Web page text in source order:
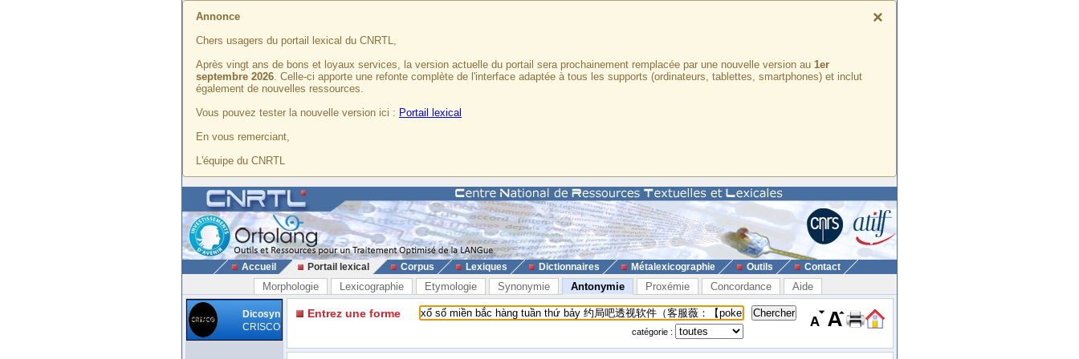
×
Annonce
Chers usagers du portail lexical du CNRTL,
Après vingt ans de bons et loyaux services, la version actuelle du portail sera prochainement remplacée par une nouvelle version au 1er
septembre 2026. Celle-ci apporte une refonte complète de l'interface adaptée à tous les supports (ordinateurs, tablettes, smartphones) et inclut
également de nouvelles ressources.
Vous pouvez tester la nouvelle version ici : Portail lexical
En vous remerciant,
L'équipe du CNRTL
Accueil Portail lexical Corpus Lexiques Dictionnaires Métalexicographie Outils Contact
Morphologie Lexicographie Etymologie Synonymie Antonymie Proxémie Concordance Aide
Dicosyn
CRISCO
Entrez une forme
catégorie :